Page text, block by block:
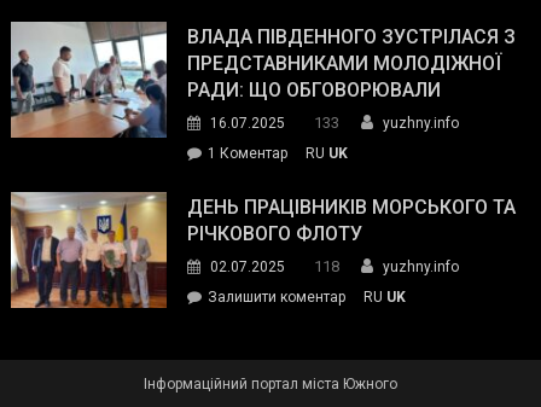
окупанти.
Маємо
діяти
команда
Південного
провів
інспекцію
укриття
ВЛАДА ПІВДЕННОГО ЗУСТРІЛАСЯ З
ПРЕДСТАВНИКАМИ МОЛОДІЖНОЇ
РАДИ: ЩО ОБГОВОРЮВАЛИ
16.07.2025 133
yuzhny.info
1 Коментардо
Південного
зустрілася
представниками
молодіжної
обговорювали
RU UK
ДЕНЬ ПРАЦІВНИКІВ МОРСЬКОГО ТА
РІЧКОВОГО ФЛОТУ
02.07.2025 118
yuzhny.info
Залишити коментарon
RU UK
Інформаційний портал міста Южного